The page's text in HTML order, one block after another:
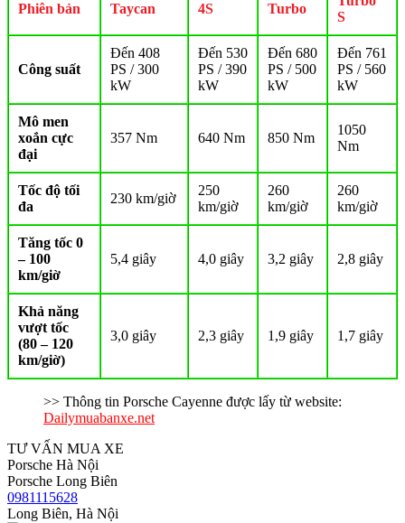
Phiên bản Taycan 4S Turbo
S
Công suất
Đến 408
PS / 300
kW
Đến 530
PS / 390
kW
Đến 680
PS / 500
kW
Đến 761
PS / 560
kW
Mô men
xoắn cực
đại
357 Nm 640 Nm 850 Nm
1050
Nm
Tốc độ tối
đa
230 km/giờ
250
km/giờ
260
km/giờ
260
km/giờ
Tăng tốc 0
– 100
km/giờ
5,4 giây 4,0 giây 3,2 giây 2,8 giây
Khả năng
vượt tốc
(80 – 120
km/giờ)
3,0 giây 2,3 giây 1,9 giây 1,7 giây
>> Thông tin Porsche Cayenne được lấy từ website:
Dailymuabanxe.net
TƯ VẤN MUA XE
Porsche Hà Nội
Porsche Long Biên
0981115628
Long Biên, Hà Nội